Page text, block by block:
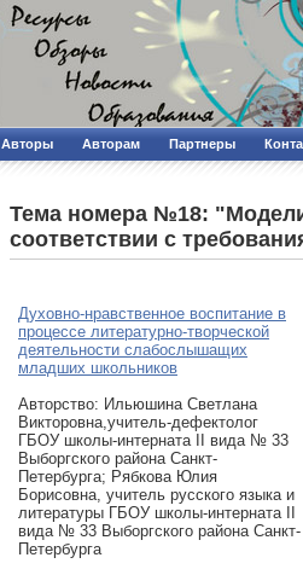
Авторы Авторам Партнеры
Тема номера №18:
соответствии с
Духовно-нравственное воспитание в
процессе литературно-творческой
деятельности слабослышащих
младших школьников
Авторcтво: Ильюшина Светлана
Викторовна,учитель-дефектолог
ГБОУ школы-интерната II вида № 33
Выборгского района Санкт-
Петербурга; Рябкова Юлия
Борисовна, учитель русского языка и
литературы ГБОУ школы-интерната II
вида № 33 Выборгского района Санкт-
Петербурга